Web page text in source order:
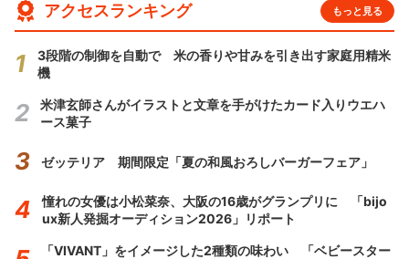
アクセスランキング もっと見る
3段階の制御を自動で 米の香りや甘みを引き出す家庭用精米
機
米津玄師さんがイラストと文章を手がけたカード入りウエハ
ース菓子
ゼッテリア 期間限定「夏の和風おろしバーガーフェア」
憧れの女優は小松菜奈、大阪の16歳がグランプリに 「bijo
ux新人発掘オーディション2026」リポート
「VIVANT」をイメージした2種類の味わい 「ベビースター